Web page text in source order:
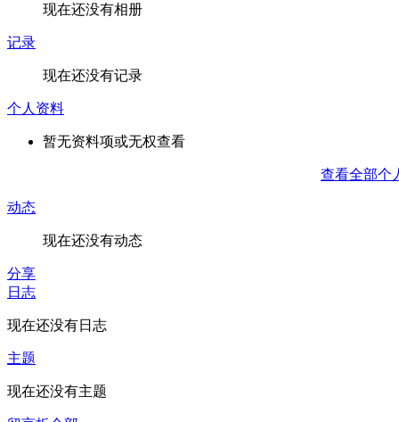
现在还没有相册
记录
现在还没有记录
个人资料
暂无资料项或无权查看
查看全部个
动态
现在还没有动态
分享
日志
现在还没有日志
主题
现在还没有主题